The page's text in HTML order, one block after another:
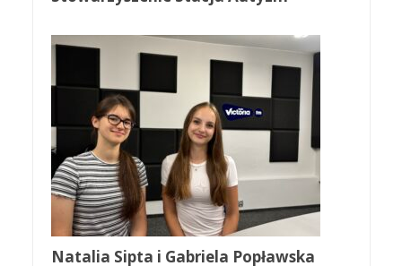
Natalia Sipta i Gabriela Popławska